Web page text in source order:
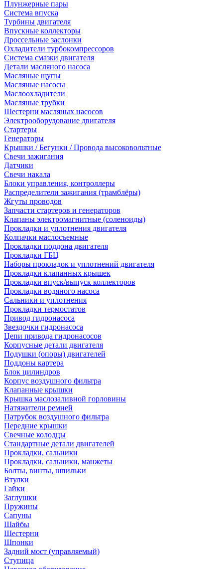
Плунжерные пары
Система впуска
Турбины двигателя
Впускные коллекторы
Дроссельные заслонки
Охладители турбокомпрессоров
Система смазки двигателя
Детали масляного насоса
Масляные щупы
Масляные насосы
Маслоохладители
Масляные трубки
Шестерни масляных насосов
Электрооборудование двигателя
Стартеры
Генераторы
Крышки / Бегунки / Провода высоковольтные
Свечи зажигания
Датчики
Свечи накала
Блоки управления, контроллеры
Распределители зажигания (трамблёры)
Жгуты проводов
Запчасти стартеров и генераторов
Клапаны электромагнитные (соленоиды)
Прокладки и уплотнения двигателя
Колпачки маслосъемные
Прокладки поддона двигателя
Прокладки ГБЦ
Наборы прокладок и уплотнений двигателя
Прокладки клапанных крышек
Прокладки впуск/выпуск коллекторов
Прокладки водяного насоса
Сальники и уплотнения
Прокладки термостатов
Привод гидронасоса
Звездочки гидронасоса
Цепи привода гидронасосов
Корпусные детали двигателя
Подушки (опоры) двигателей
Поддоны картера
Блок цилиндров
Корпус воздушного фильтра
Клапанные крышки
Крышка маслозаливной горловины
Натяжители ремней
Патрубок воздушного фильтра
Передние крышки
Свечные колодцы
Стандартные детали двигателей
Прокладки, сальники
Прокладки, сальники, манжеты
Болты, винты, шпильки
Втулки
Гайки
Заглушки
Пружины
Сапуны
Шайбы
Шестерни
Шпонки
Задний мост (управляемый)
Ступица